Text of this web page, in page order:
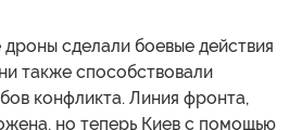
сделали боевые действия
также способствовали
конфликта. Линия фронта,
но теперь Киев с помощью